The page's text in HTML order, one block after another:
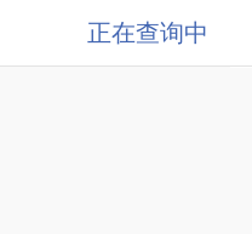
正在查询中